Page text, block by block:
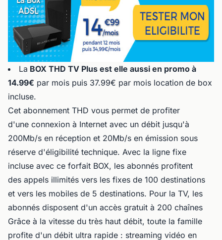
La BOX THD TV Plus est elle aussi en promo à
14.99€ par mois puis 37.99€ par mois location de box
incluse.
Cet abonnement THD vous permet de profiter
d'une connexion à Internet avec un débit jusqu'à
200Mb/s en réception et 20Mb/s en émission sous
réserve d'éligibilité technique. Avec la ligne fixe
incluse avec ce forfait BOX, les abonnés profitent
des appels illimités vers les fixes de 100 destinations
et vers les mobiles de 5 destinations. Pour la TV, les
abonnés disposent d'un accès gratuit à 200 chaînes
Grâce à la vitesse du très haut débit, toute la famille
profite d'un débit ultra rapide : streaming vidéo en